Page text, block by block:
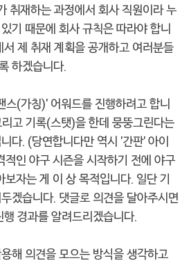
취재하는 과정에서 회사 직원이라 누
기 때문에 회사 규칙은 따라야 합니
제 취재 계획을 공개하고 여러분들
하겠습니다.
스(가칭)' 어워드를 진행하려고 합니
고 기록(스탯)을 한데 뭉뚱그린다는
다. (당연합니다만 역시 '간판' 아이
인 야구 시즌을 시작하기 전에 야구
자는 게 이 상 목적입니다. 일단 기
겠습니다. 댓글로 의견을 달아주시면
경과를 알려드리겠습니다.
해 의견을 모으는 방식을 생각하고